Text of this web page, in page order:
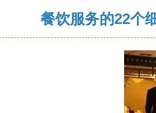
餐饮服务的22个